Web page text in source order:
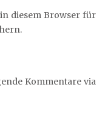
diesem Browser für
Kommentare via